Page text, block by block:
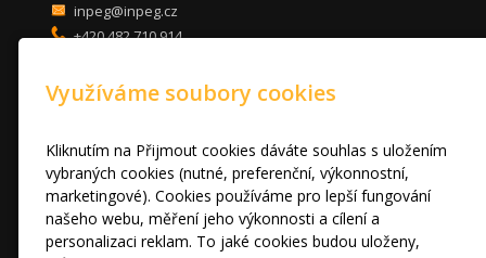
inpeg@inpeg.cz
+420 482 710 914
KUCHYNĚ
DVEŘE A STOLY
OBÝVACÍ POKOJE
AKCE
FOTOGALERIE
VÝPRODEJ VZORKŮ
Využíváme soubory cookies
Kliknutím na Přijmout cookies dáváte souhlas s uložením
vybraných cookies (nutné, preferenční, výkonnostní,
marketingové). Cookies používáme pro lepší fungování
našeho webu, měření jeho výkonnosti a cílení a
personalizaci reklam. To jaké cookies budou uloženy,